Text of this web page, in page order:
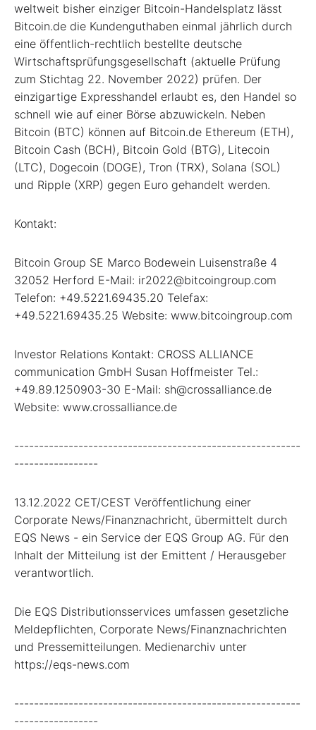
weltweit bisher einziger Bitcoin-Handelsplatz lässt
Bitcoin.de die Kundenguthaben einmal jährlich durch
eine öffentlich-rechtlich bestellte deutsche
Wirtschaftsprüfungsgesellschaft (aktuelle Prüfung
zum Stichtag 22. November 2022) prüfen. Der
einzigartige Expresshandel erlaubt es, den Handel so
schnell wie auf einer Börse abzuwickeln. Neben
Bitcoin (BTC) können auf Bitcoin.de Ethereum (ETH),
Bitcoin Cash (BCH), Bitcoin Gold (BTG), Litecoin
(LTC), Dogecoin (DOGE), Tron (TRX), Solana (SOL)
und Ripple (XRP) gegen Euro gehandelt werden.
Kontakt:
Bitcoin Group SE Marco Bodewein Luisenstraße 4
32052 Herford E-Mail: ir2022@bitcoingroup.com
Telefon: +49.5221.69435.20 Telefax:
+49.5221.69435.25 Website: www.bitcoingroup.com
Investor Relations Kontakt: CROSS ALLIANCE
communication GmbH Susan Hoffmeister Tel.:
+49.89.1250903-30 E-Mail: sh@crossalliance.de
Website: www.crossalliance.de
----------------------------------------------------------
-----------------
13.12.2022 CET/CEST Veröffentlichung einer
Corporate News/Finanznachricht, übermittelt durch
EQS News - ein Service der EQS Group AG. Für den
Inhalt der Mitteilung ist der Emittent / Herausgeber
verantwortlich.
Die EQS Distributionsservices umfassen gesetzliche
Meldepflichten, Corporate News/Finanznachrichten
und Pressemitteilungen. Medienarchiv unter
https://eqs-news.com
----------------------------------------------------------
-----------------